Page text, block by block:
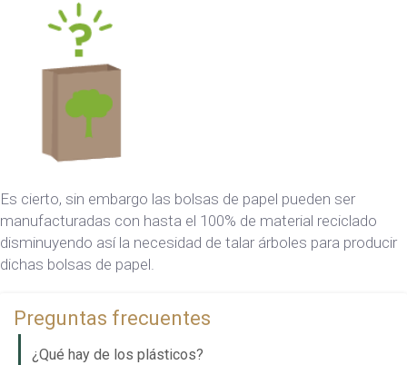
Es cierto, sin embargo las bolsas de papel pueden ser
manufacturadas con hasta el 100% de material reciclado
disminuyendo así la necesidad de talar árboles para producir
dichas bolsas de papel.
Preguntas frecuentes
¿Qué hay de los plásticos?